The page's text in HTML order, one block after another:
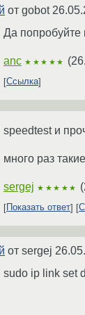
от gobot
Да попробуйте
anc ★★★★★ (
Ссылка
speedtest и
много раз
sergej ★★★★★ (
Показать ответ
от sergej
sudo ip link set